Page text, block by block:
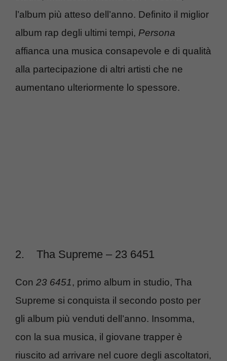
l’album più atteso dell’anno. Definito il miglior
album rap degli ultimi tempi, Persona
affianca una musica consapevole e di qualità
alla partecipazione di altri artisti che ne
aumentano ulteriormente lo spessore.
2. Tha Supreme – 23 6451
Con 23 6451, primo album in studio, Tha
Supreme si conquista il secondo posto per
gli album più venduti dell’anno. Insomma,
con la sua musica, il giovane trapper è
riuscito ad arrivare nel cuore degli ascoltatori,